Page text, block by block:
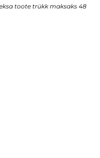
toote trükk maksaks 48